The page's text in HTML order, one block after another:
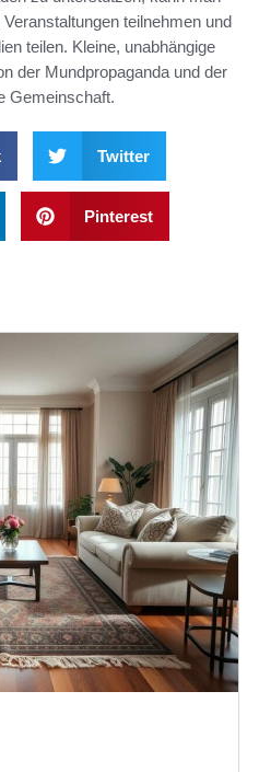
teilnehmen und
teilen. Kleine, unabhängige
der Mundpropaganda und der
Gemeinschaft.
Twitter
Pinterest